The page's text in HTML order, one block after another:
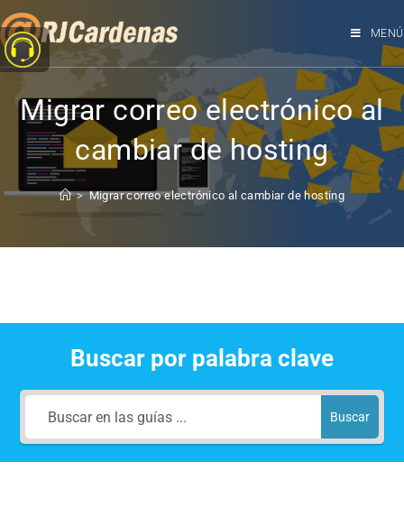
MENÚ
Migrar correo electrónico al
cambiar de hosting
> Migrar correo electrónico al cambiar de hosting
Buscar por palabra clave
Buscar